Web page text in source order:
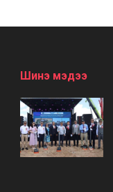
Шинэ мэдээ